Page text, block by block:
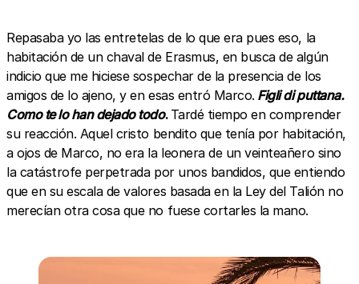
Repasaba yo las entretelas de lo que era pues eso, la
habitación de un chaval de Erasmus, en busca de algún
indicio que me hiciese sospechar de la presencia de los
amigos de lo ajeno, y en esas entró Marco. Figli di puttana.
Como te lo han dejado todo. Tardé tiempo en comprender
su reacción. Aquel cristo bendito que tenía por habitación,
a ojos de Marco, no era la leonera de un veinteañero sino
la catástrofe perpetrada por unos bandidos, que entiendo
que en su escala de valores basada en la Ley del Talión no
merecían otra cosa que no fuese cortarles la mano.